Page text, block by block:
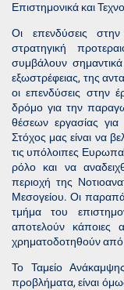
Επιστημονικά και
Οι επενδύσεις
στρατηγική
συμβάλουν
εξωστρέφειας, της
οι επενδύσεις στην
δρόμο για την
θέσεων εργασίας
Στόχος μας είναι να
τις υπόλοιπες
ρόλο και να
περιοχή της
Μεσογείου. Οι
τμήμα του
αποτελούν κάποιες
χρηματοδοτηθούν από
Το Ταμείο
προβλήματα, είναι